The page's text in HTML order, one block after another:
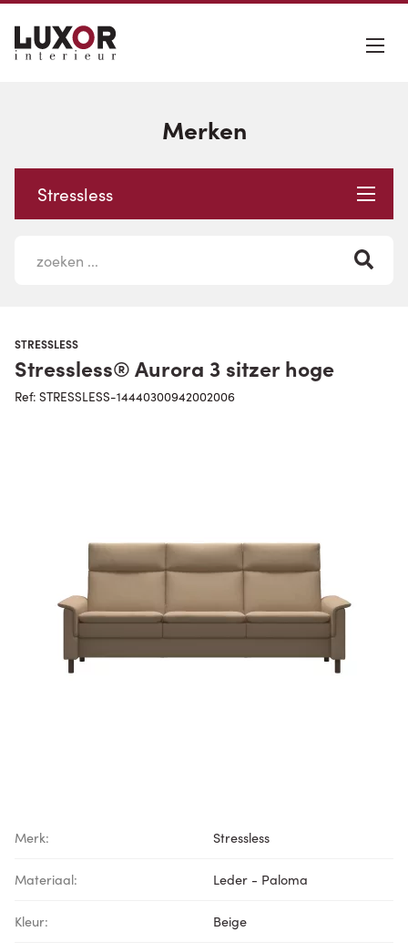
Merken
Stressless
STRESSLESS
Stressless® Aurora 3 sitzer hoge
Ref: STRESSLESS-14440300942002006
Merk: Stressless
Materiaal: Leder - Paloma
Kleur: Beige